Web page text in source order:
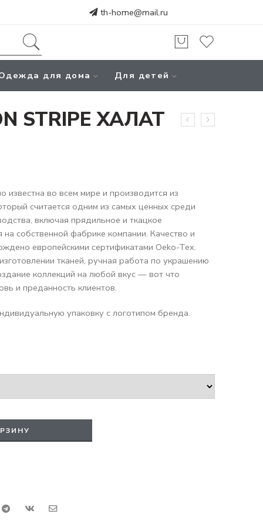
th-home@mail.ru
для дома Для детей
STRIPE ХАЛАТ
известна во всем мире и производится из
считается одним из самых ценных среди
включая прядильное и ткацкое
собственной фабрике компании. Качество и
европейскими сертификатами Oeko-Tex.
тканей, ручная работа по украшению
коллекций на любой вкус — вот что
и преданность клиентов.
упаковку с логотипом бренда.